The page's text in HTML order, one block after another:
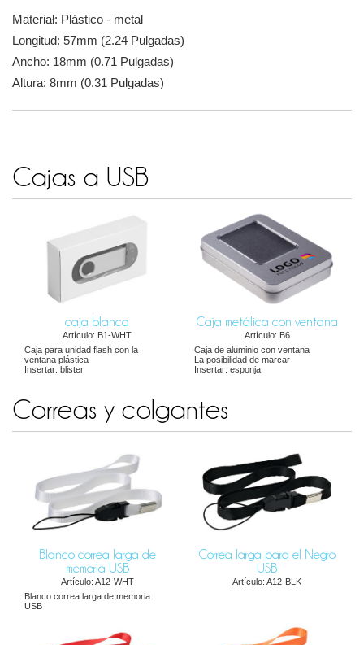
Materiał: Plástico - metal
Longitud: 57mm (2.24 Pulgadas)
Ancho: 18mm (0.71 Pulgadas)
Altura: 8mm (0.31 Pulgadas)
Cajas a USB
caja blanca
Artículo: B1-WHT
Caja para unidad flash con la
ventana plástica
Insertar: blister
Caja metálica con ventana
Artículo: B6
Caja de aluminio con ventana
La posibilidad de marcar
Insertar: esponja
Correas y colgantes
Blanco correa larga de
memoria USB
Artículo: A12-WHT
Blanco correa larga de memoria
USB
Correa larga para el Negro
USB
Artículo: A12-BLK